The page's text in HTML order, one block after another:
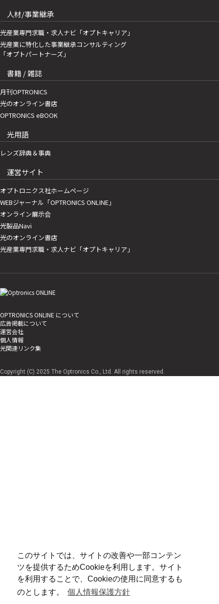
このサイトでは、サイトの改善や一部コンテン
ツを提供するためCookieを利用します。サイト
を利用することで、Cookieの使用に同意するも
のとします。
個人情報保護方針
人材/事業継承
光産業専門求職・求人ナビ「オプトキャリア」
光産業に特化した事業継承コンサルティング
「オプトパートナーズ」
書籍 / 雑誌
月刊OPTRONICS
光のオンライン書店
OPTRONICS eBOOK
光用語
レンズ辞典＆事典
運営サイト
オプトロニクス社ホームページ
WEBジャーナル「OPTRONICS ONLINE」
オンライン展示会
光製品Navi
光のオンライン書店
光産業専門求職・求人ナビ「オプトキャリア」
OPTRONICS ONLINE について
広告掲載について
運営会社
個人情報
光関連リンク集
Copyright (C) 2025 The Optronics Co., Ltd. All rights reserved.